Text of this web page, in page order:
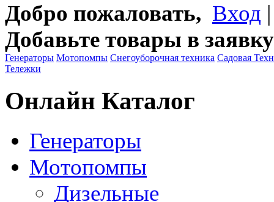
Добро пожаловать, Вход
Добавьте товары в заявку
Генераторы Мотопомпы Снегоуборочная техника Садовая
Тележки
Онлайн Каталог
Генераторы
Мотопомпы
Дизельные